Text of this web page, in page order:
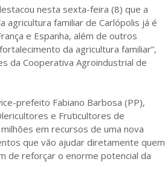
nesta sexta-feira (8) que a
agricultura familiar de Carlópolis já é
e Espanha, além de outros
da agricultura familiar”,
da Cooperativa Agroindustrial de
prefeito Fabiano Barbosa (PP),
e Fruticultores de
em recursos de uma nova
que vão ajudar diretamente quem
de reforçar o enorme potencial da